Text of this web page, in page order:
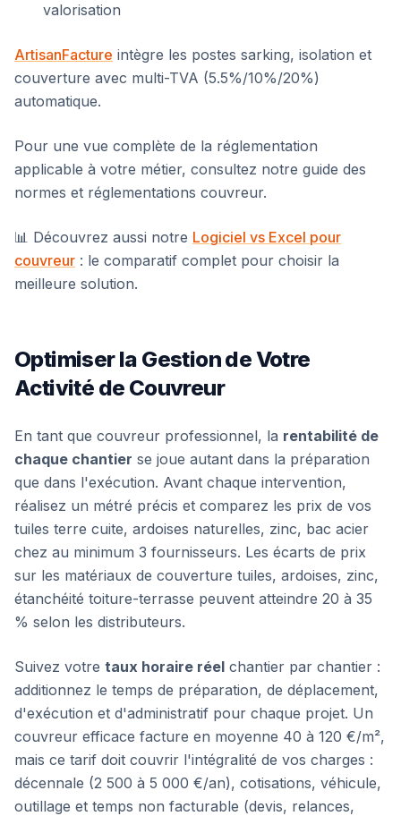
valorisation
ArtisanFacture intègre les postes sarking, isolation et
couverture avec multi-TVA (5.5%/10%/20%)
automatique.
Pour une vue complète de la réglementation
applicable à votre métier, consultez notre guide des
normes et réglementations couvreur.
📊 Découvrez aussi notre Logiciel vs Excel pour
couvreur : le comparatif complet pour choisir la
meilleure solution.
Optimiser la Gestion de Votre
Activité de Couvreur
En tant que couvreur professionnel, la rentabilité de
chaque chantier se joue autant dans la préparation
que dans l'exécution. Avant chaque intervention,
réalisez un métré précis et comparez les prix de vos
tuiles terre cuite, ardoises naturelles, zinc, bac acier
chez au minimum 3 fournisseurs. Les écarts de prix
sur les matériaux de couverture tuiles, ardoises, zinc,
étanchéité toiture-terrasse peuvent atteindre 20 à 35
% selon les distributeurs.
Suivez votre taux horaire réel chantier par chantier :
additionnez le temps de préparation, de déplacement,
d'exécution et d'administratif pour chaque projet. Un
couvreur efficace facture en moyenne 40 à 120 €/m²,
mais ce tarif doit couvrir l'intégralité de vos charges :
décennale (2 500 à 5 000 €/an), cotisations, véhicule,
outillage et temps non facturable (devis, relances,